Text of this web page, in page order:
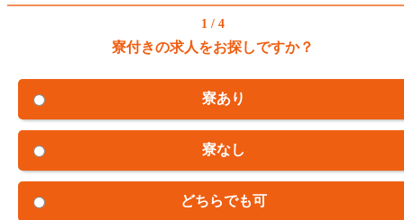
1 / 4
寮付きの求人をお探しですか？
寮あり
寮なし
どちらでも可